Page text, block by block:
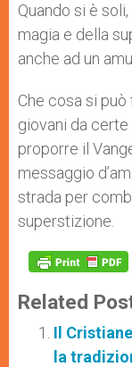
Quando si è
magia e della
anche ad un
Che cosa si
giovani da
proporre il
messaggio
strada per
superstizione.
Related
Il
la